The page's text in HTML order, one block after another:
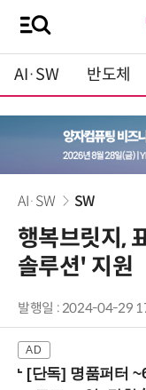
AI·SW 반도체
AI·SW SW
행복브릿지,
솔루션' 지원
발행일 : 2024-04-29
[단독] 명품퍼터